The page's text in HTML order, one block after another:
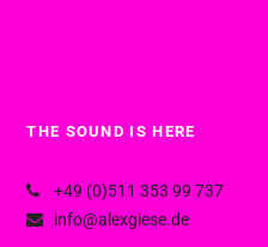
THE SOUND IS HERE
+49 (0)511 353 99 737
info@alexgiese.de